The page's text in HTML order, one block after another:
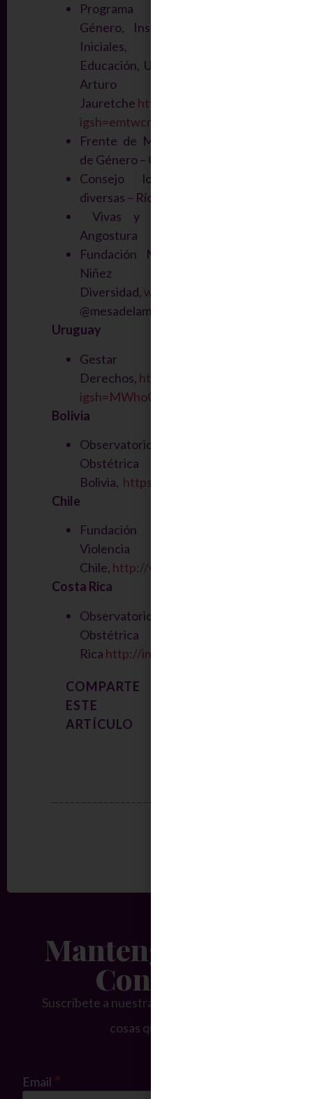
Programa de Estudios de
Género, Instituto de Estudios
Iniciales, Humanidades y
Educación, Universidad Nacional
Arturo
Jauretche https://www.instagram.com/
igsh=emtwcmJzaWhiM2Jw
Frente de Mujeres de Igualdad
de Género – Cámpora – San Luis
Consejo local de mujeres
diversas – Río Negro
Vivas y Furiosas, Villa La
Angostura
Fundación Mesa de la Mujer,
Niñez y
Diversidad,www.mesadelamujer.org
@mesadelamujer
Uruguay
Gestar
Derechos, https://www.instagram.com/
igsh=MWhoOG5qN2Zrd2dhNw==
Bolivia
Observatorio de Violencia
Obstétrica
Bolivia, https://www.instagram.com/
Chile
Fundación Observatorio de
Violencia Obstétrica
Chile, http://www.instagram.com/
Costa Rica
Observatorio de Violencia
Obstétrica en Costa
Rica http://instagram.com/ovocostarica
COMPARTE
ESTE
ARTÍCULO
Mantengamos el
Contacto
Suscríbete a nuestras noticias, solo enviamos
cosas que importan.
Email *